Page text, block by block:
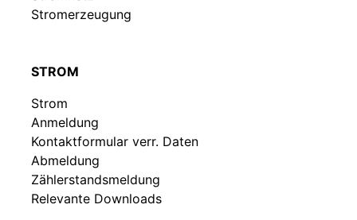
Stromerzeugung
STROM
Strom
Anmeldung
Kontaktformular verr. Daten
Abmeldung
Zählerstandsmeldung
Relevante Downloads